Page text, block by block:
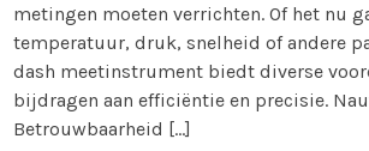
metingen moeten verrichten. Of het nu
temperatuur, druk, snelheid of andere
dash meetinstrument biedt diverse
bijdragen aan efficiëntie en precisie.
Betrouwbaarheid […]